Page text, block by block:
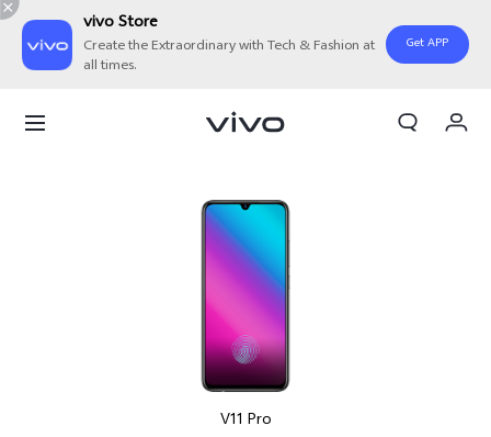
vivo Store
Create the Extraordinary with Tech & Fashion at
all times.
Get APP
V11 Pro